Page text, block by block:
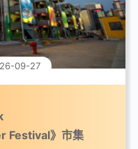
09-27
Festival》市集